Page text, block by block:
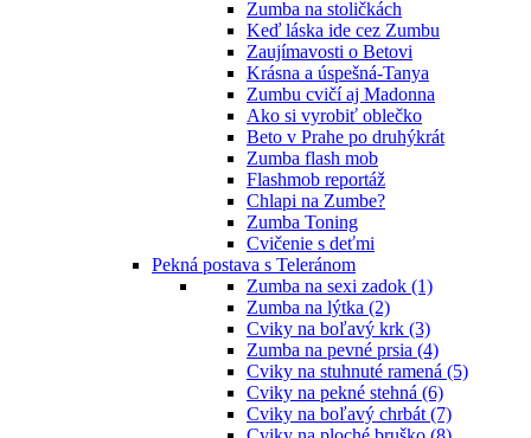
Zumba na stoličkách
Keď láska ide cez Zumbu
Zaujímavosti o Betovi
Krásna a úspešná-Tanya
Zumbu cvičí aj Madonna
Ako si vyrobiť oblečko
Beto v Prahe po druhýkrát
Zumba flash mob
Flashmob reportáž
Chlapi na Zumbe?
Zumba Toning
Cvičenie s deťmi
Pekná postava s Teleránom
Zumba na sexi zadok (1)
Zumba na lýtka (2)
Cviky na boľavý krk (3)
Zumba na pevné prsia (4)
Cviky na stuhnuté ramená (5)
Cviky na pekné stehná (6)
Cviky na boľavý chrbát (7)